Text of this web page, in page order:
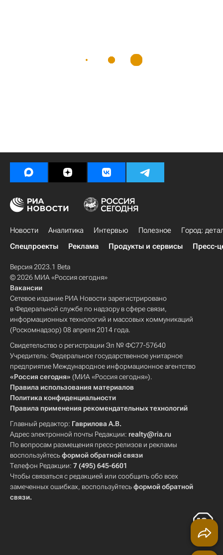
Новости Аналитика Интервью Полезное
Город:
Спецпроекты
Реклама Продукты и сервисы Пресс-
Версия 2023.1 Beta
© 2026 МИА «Россия сегодня»
Вакансии
Сетевое издание РИА Новости зарегистрировано
в Федеральной службе по надзору в сфере связи,
информационных технологий и массовых коммуникаций
(Роскомнадзор) 08 апреля 2014 года.
Свидетельство о регистрации Эл № ФС77-57640
Учредитель: Федеральное государственное унитарное
предприятие Международное информационное агентство
«Россия сегодня» (МИА «Россия сегодня»).
Правила использования материалов
Политика конфиденциальности
Правила применения рекомендательных технологий
Главный редактор: Гаврилова А.В.
Адрес электронной почты Редакции: realty@ria.ru
По вопросам размещения пресс-релизов и рекламы
воспользуйтесьформой обратной связи
Телефон Редакции: 7 (495) 645-6601
Чтобы связаться с редакцией или сообщить обо всех
замеченных ошибках, воспользуйтесьформой обратной
связи.